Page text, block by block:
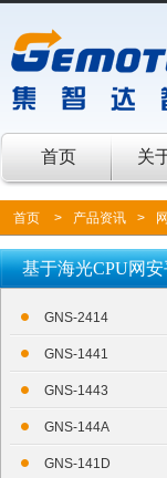
首页 关
首页 > 产品资讯 >
基于海光CPU网
GNS-2414
GNS-1441
GNS-1443
GNS-144A
GNS-141D